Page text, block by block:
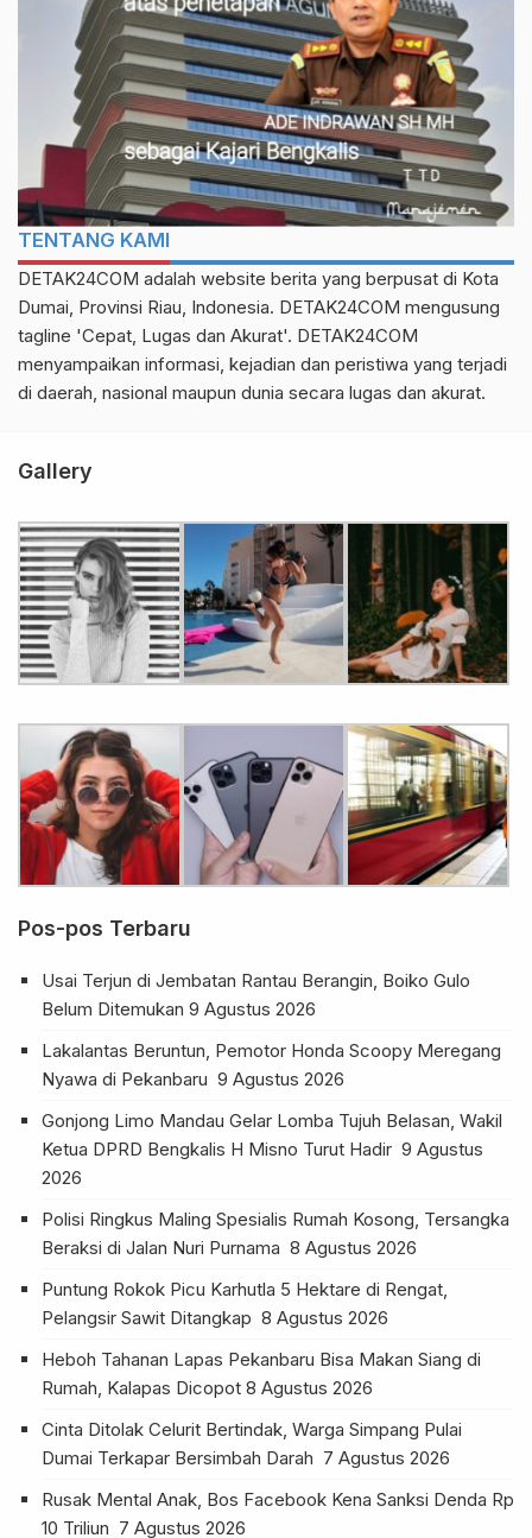
TENTANG KAMI
DETAK24COM adalah website berita yang berpusat di Kota
Dumai, Provinsi Riau, Indonesia. DETAK24COM mengusung
tagline 'Cepat, Lugas dan Akurat'. DETAK24COM
menyampaikan informasi, kejadian dan peristiwa yang terjadi
di daerah, nasional maupun dunia secara lugas dan akurat.
Gallery
Pos-pos Terbaru
Usai Terjun di Jembatan Rantau Berangin, Boiko Gulo
Belum Ditemukan 9 Agustus 2026
Lakalantas Beruntun, Pemotor Honda Scoopy Meregang
Nyawa di Pekanbaru 9 Agustus 2026
Gonjong Limo Mandau Gelar Lomba Tujuh Belasan, Wakil
Ketua DPRD Bengkalis H Misno Turut Hadir 9 Agustus
2026
Polisi Ringkus Maling Spesialis Rumah Kosong, Tersangka
Beraksi di Jalan Nuri Purnama 8 Agustus 2026
Puntung Rokok Picu Karhutla 5 Hektare di Rengat,
Pelangsir Sawit Ditangkap 8 Agustus 2026
Heboh Tahanan Lapas Pekanbaru Bisa Makan Siang di
Rumah, Kalapas Dicopot 8 Agustus 2026
Cinta Ditolak Celurit Bertindak, Warga Simpang Pulai
Dumai Terkapar Bersimbah Darah 7 Agustus 2026
Rusak Mental Anak, Bos Facebook Kena Sanksi Denda Rp
10 Triliun 7 Agustus 2026